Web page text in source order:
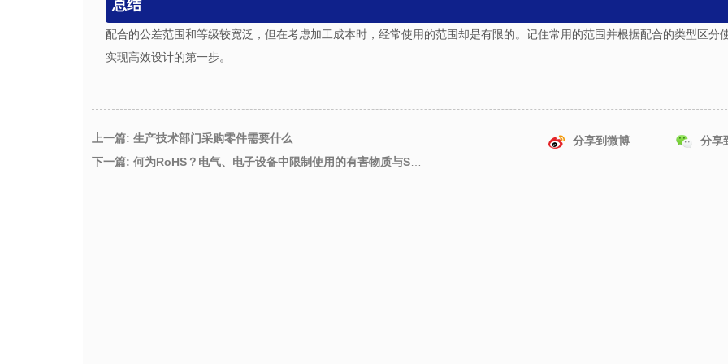
总结
配合的公差范围和等级较宽泛，但在考虑加工成本时，经常使用的范围却是有限的。记住常用的范围并根据配合的类型区分
实现高效设计的第一步。
上一篇: 生产技术部门采购零件需要什么
分享到微博 分享